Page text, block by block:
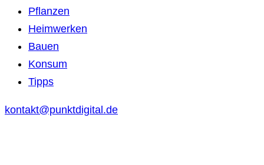
Pflanzen
Heimwerken
Bauen
Konsum
Tipps
kontakt@punktdigital.de